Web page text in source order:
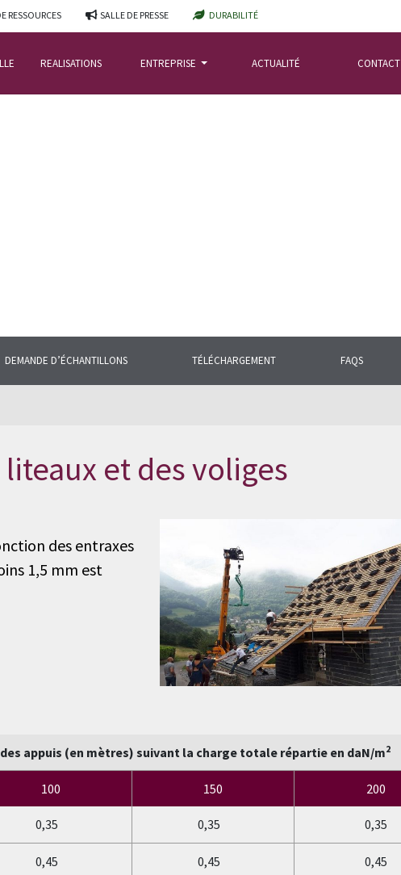
RESSOURCES SALLE DE PRESSE DURABILITÉ
REALISATIONS ENTREPRISE ACTUALITÉ CONTACT
fréquentes sur
DEMANDE D’ÉCHANTILLONS TÉLÉCHARGEMENT FAQS
et des voliges
des entraxes
1,5 mm est
appuis (en mètres) suivant la charge totale répartie en daN/m2
100 150 200
0,35 0,35 0,35
0,45 0,45 0,45